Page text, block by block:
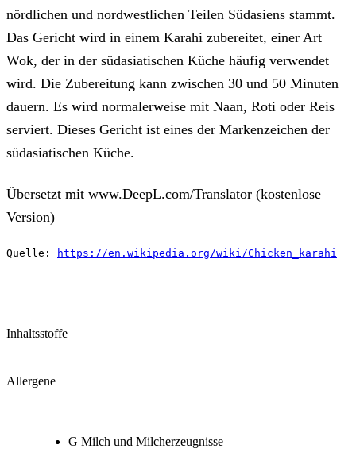
nördlichen und nordwestlichen Teilen Südasiens stammt.
Das Gericht wird in einem Karahi zubereitet, einer Art
Wok, der in der südasiatischen Küche häufig verwendet
wird. Die Zubereitung kann zwischen 30 und 50 Minuten
dauern. Es wird normalerweise mit Naan, Roti oder Reis
serviert. Dieses Gericht ist eines der Markenzeichen der
südasiatischen Küche.
Übersetzt mit www.DeepL.com/Translator (kostenlose
Version)
Quelle: https://en.wikipedia.org/wiki/Chicken_karahi
Inhaltsstoffe
Allergene
G Milch und Milcherzeugnisse